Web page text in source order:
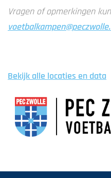
Vragen of opmerkingen
Bekijk alle locaties en data